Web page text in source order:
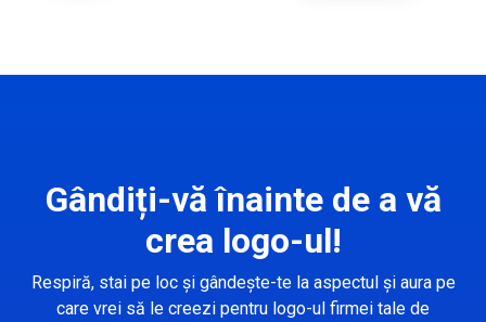
Gândiți-vă înainte de a vă
crea logo-ul!
Respiră, stai pe loc și gândește-te la aspectul și aura pe
care vrei să le creezi pentru logo-ul firmei tale de